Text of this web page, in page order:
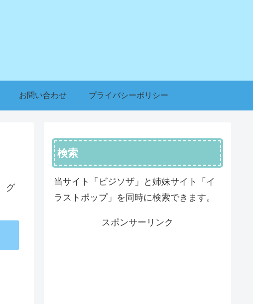
お問い合わせ プライバシーポリシー
グ
検索
当サイト「ビジソザ」と姉妹サイト「イ
ラストポップ」を同時に検索できます。
スポンサーリンク